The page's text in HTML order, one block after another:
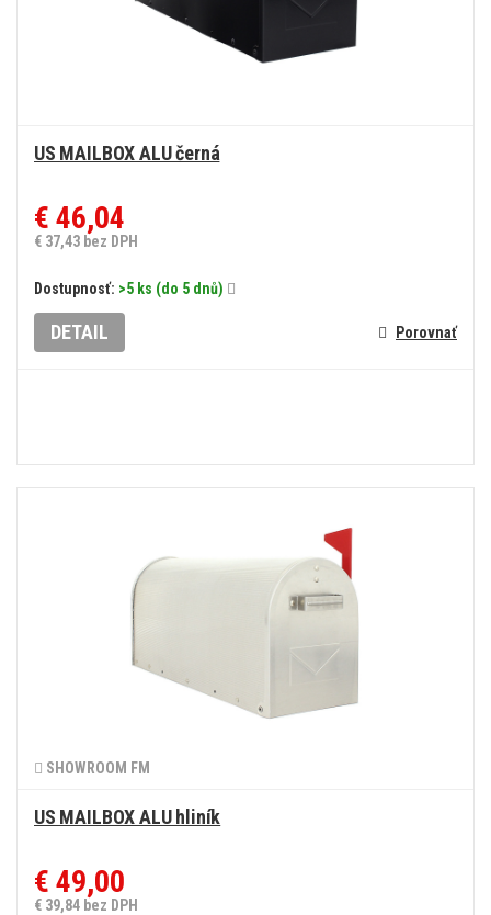
US MAILBOX ALU černá
€ 46,04
€ 37,43 bez DPH
Dostupnosť: >5 ks (do 5 dnů)
DETAIL Porovnať
SHOWROOM FM
US MAILBOX ALU hliník
€ 49,00
€ 39,84 bez DPH